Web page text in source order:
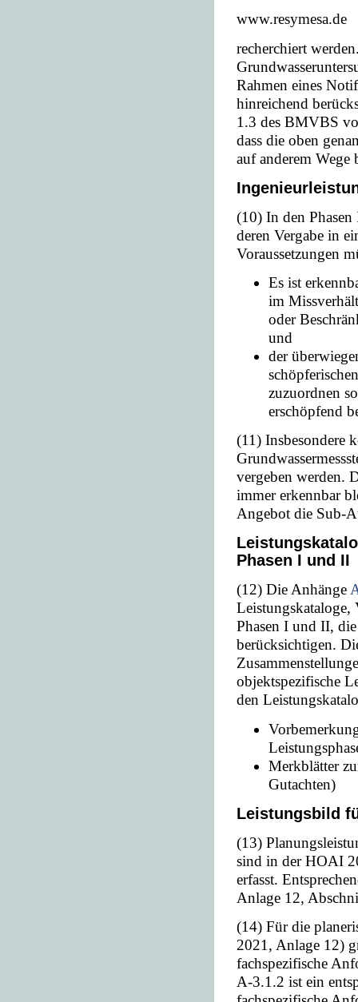
www.resymesa.de
recherchiert
Rahmen eines
hinreichend
1.3 des BMVBS
dass die oben
auf anderem
(10) In den
deren Vergabe in
Voraussetzungen
Es ist
im
oder
und
der
zuzuordnen
erschöpfend
(11) Insbesondere
vergeben werden.
immer erkennbar
Angebot die Sub-
Phasen I und II
(12) Die Anhänge
Leistungskataloge,
Phasen I und II,
berücksichtigen.
objektspezifische
den
Merkblätter
Gutachten)
Leistungsbild
(13)
sind in der HOAI
erfasst.
Anlage 12,
(14) Für die
2021, Anlage 12)
fachspezifische
A-3.1.2 ist ein